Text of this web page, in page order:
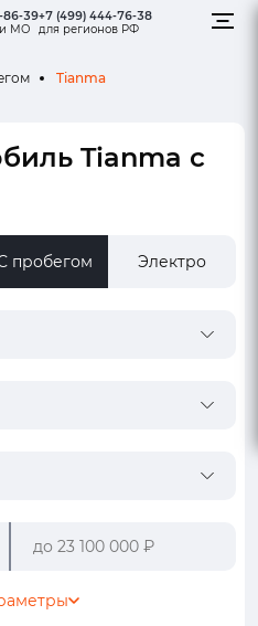
86-39
и МО
+7 (499) 444-76-38
для регионов РФ
Tianma
Tianma с
пробегом Электро